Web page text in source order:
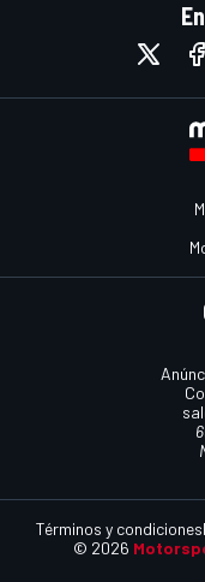
© 2026
Términos y condiciones